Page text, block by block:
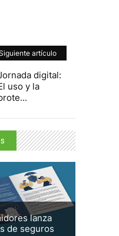
artículo
digital:
uso y la
lanza
de seguros